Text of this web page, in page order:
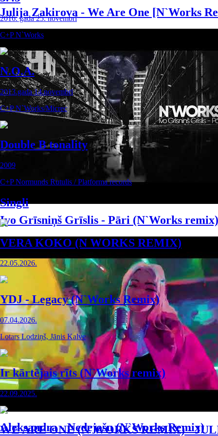
2016. gada 25. novembrī
C+P N`Works
N.O.A.
2013.gada 14.novembrī
C+P N`Works/Micrec
Double B tonality
2009
C+P Normunds Rutulis / Platforma records
Singli
VERA KOKO (N WORKS REMIX)
22.05.2026.
YDJ - Legacy (N`Works Remix)
07.04.2026.
Lotars Lodziņš, Jānis Kalve
Ir kārtējais rīts (N`Works remix)
22.09.2025.
WE ARE ONE (N`WORKS REMIX) -
Julija Zakirova - We Are One [N`Works
Ivo Grīsniņš Grīslis - Pāri (N`Works remix)
Aleksandra - Nedejošu (N`Works Remix)